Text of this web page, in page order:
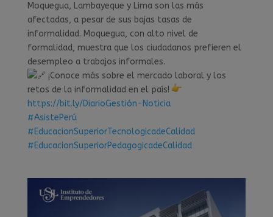
Moquegua, Lambayeque y Lima son las más
afectadas, a pesar de sus bajas tasas de
informalidad. Moquegua, con alto nivel de
formalidad, muestra que los ciudadanos prefieren el
desempleo a trabajos informales.
¡Conoce más sobre el mercado laboral y los
retos de la informalidad en el país!
https://bit.ly/DiarioGestión-Noticia
#AsistePerú
#EducacionSuperiorTecnologicadeCalidad
#EducacionSuperiorPedagogicadeCalidad